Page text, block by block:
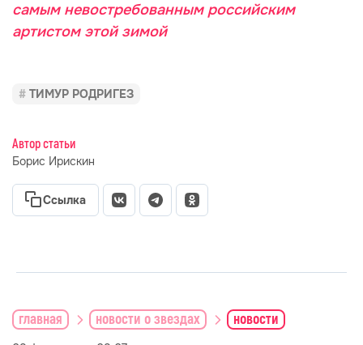
самым невостребованным российским
артистом этой зимой
ТИМУР РОДРИГЕЗ
Автор статьи
Борис Ирискин
Ссылка
главная новости о звездах новости